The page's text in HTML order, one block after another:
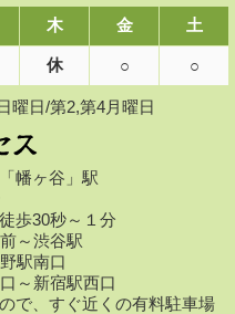
木 金 土
休 ○ ○
曜日/第2,第4月曜日
幡ヶ谷」駅
歩30秒～１分
～渋谷駅
駅南口
～新宿駅西口
で、すぐ近くの有料駐車場